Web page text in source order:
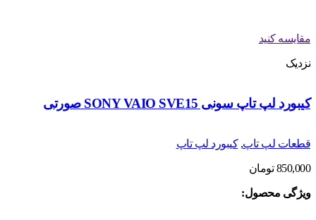
مقایسه کنید
نزدیک
کیبورد لپ تاپ سونی SONY VAIO SVE15 صورتی
قطعات لپ تاپ,کیبورد لپ تاپ
850,000 تومان
ویژگی محصول: